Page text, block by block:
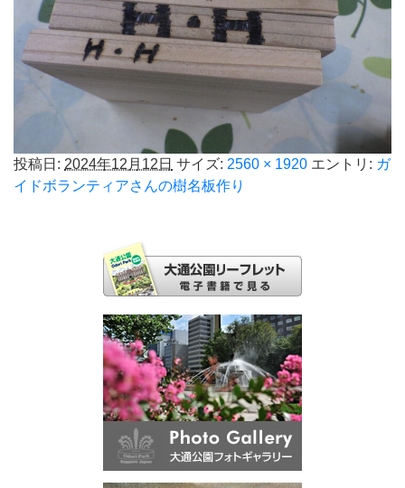
投稿日: 2024年12月12日 サイズ: 2560 × 1920 エントリ: ガ
イドボランティアさんの樹名板作り